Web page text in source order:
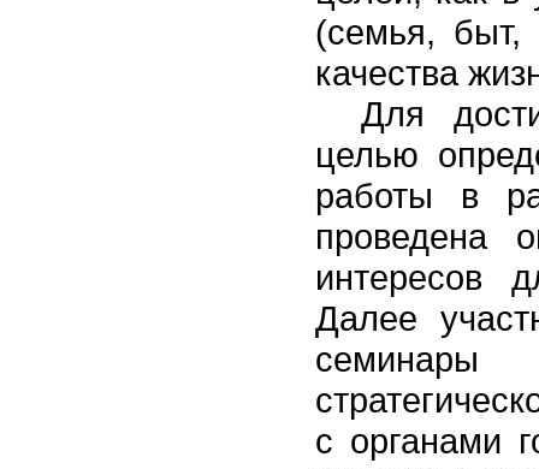
(семья, быт,
качества
Для
целью
работы в
проведена
интересов
Далее
с органами